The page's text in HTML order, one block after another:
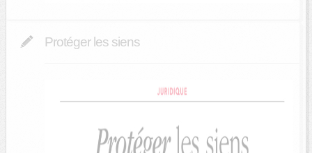
Protéger les siens